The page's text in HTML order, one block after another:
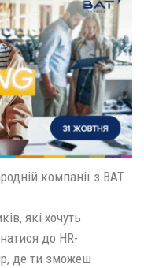
компанії з ВАТ
які хочуть
до HR-
де ти зможеш